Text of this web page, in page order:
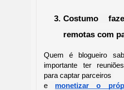
Costumo
remotas com
Quem é blogueiro
importante ter
para captar parceiros
e
monetizar o